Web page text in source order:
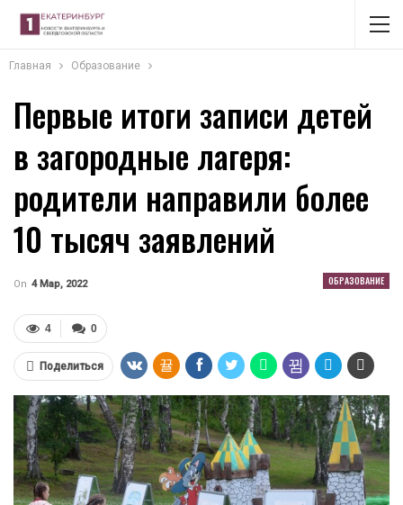
Главная Образование
Первые итоги записи детей
в загородные лагеря:
родители направили более
10 тысяч заявлений
ОБРАЗОВАНИЕ
On 4 Мар, 2022
0
4
Поделиться